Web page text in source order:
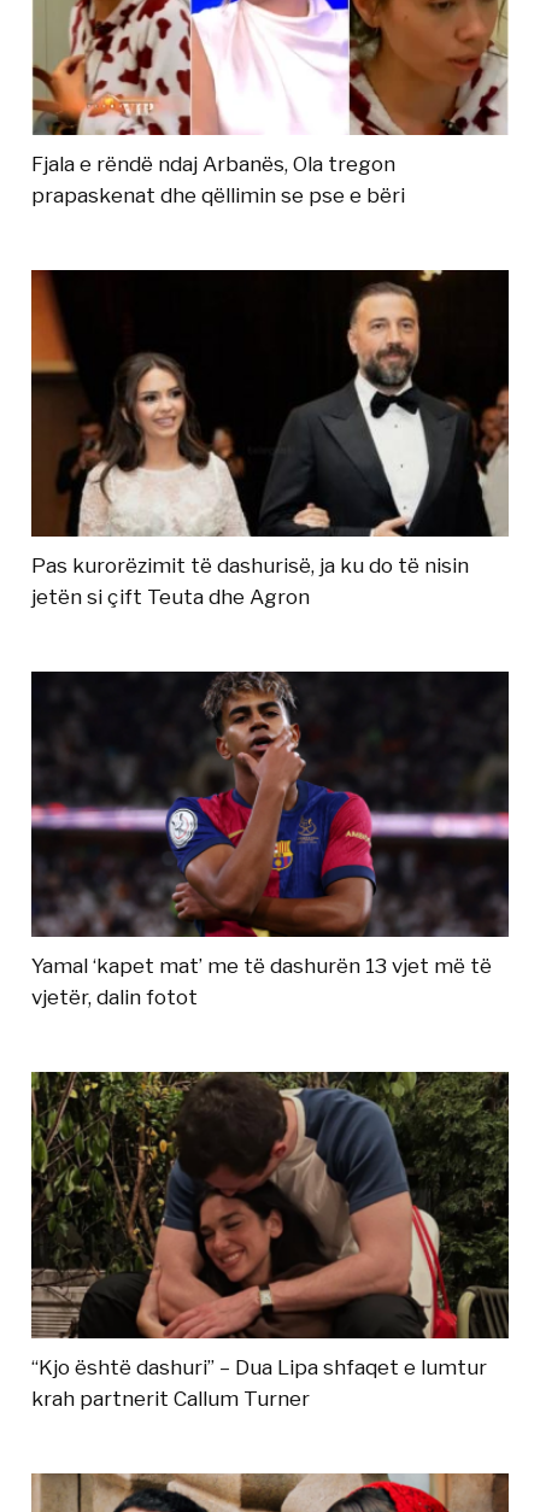
Fjala e rëndë ndaj Arbanës, Ola tregon
prapaskenat dhe qëllimin se pse e bëri
Pas kurorëzimit të dashurisë, ja ku do të nisin
jetën si çift Teuta dhe Agron
Yamal ‘kapet mat’ me të dashurën 13 vjet më të
vjetër, dalin fotot
“Kjo është dashuri” – Dua Lipa shfaqet e lumtur
krah partnerit Callum Turner